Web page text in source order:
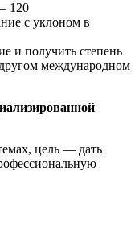
120
с уклоном в
и получить степень
международном
цель — дать